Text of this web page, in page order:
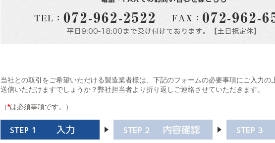
当社との取引をご希望いただける製造業者様は、下記のフォームの必要事項にご入力の
送信いただけますでしょうか？弊社担当者より折り返しご連絡させていただきます。
（*は必須事項です。）